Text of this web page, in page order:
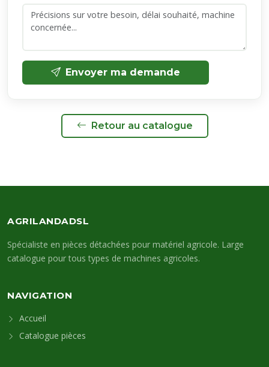
Envoyer ma demande
Retour au catalogue
AGRILANDADSL
Spécialiste en pièces détachées pour matériel agricole. Large
catalogue pour tous types de machines agricoles.
NAVIGATION
Accueil
Catalogue pièces